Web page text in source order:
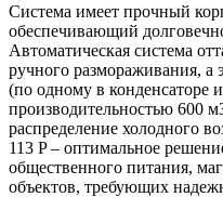
Система имеет прочный
обеспечивающий
Автоматическая система
ручного размораживания, а
(по одному в конденсаторе
производительностью 600
распределение холодного
113 P – оптимальное
общественного питания,
объектов, требующих